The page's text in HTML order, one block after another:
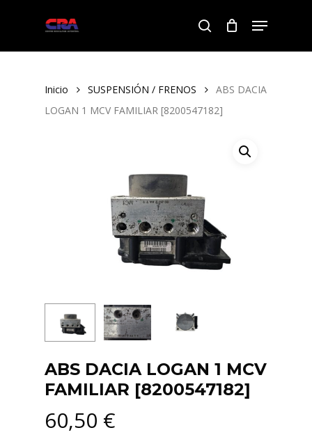
search
Menu
Inicio SUSPENSIÓN / FRENOS
ABS DACIA
LOGAN 1 MCV FAMILIAR [8200547182]
ABS DACIA LOGAN 1 MCV
FAMILIAR [8200547182]
60,50 €